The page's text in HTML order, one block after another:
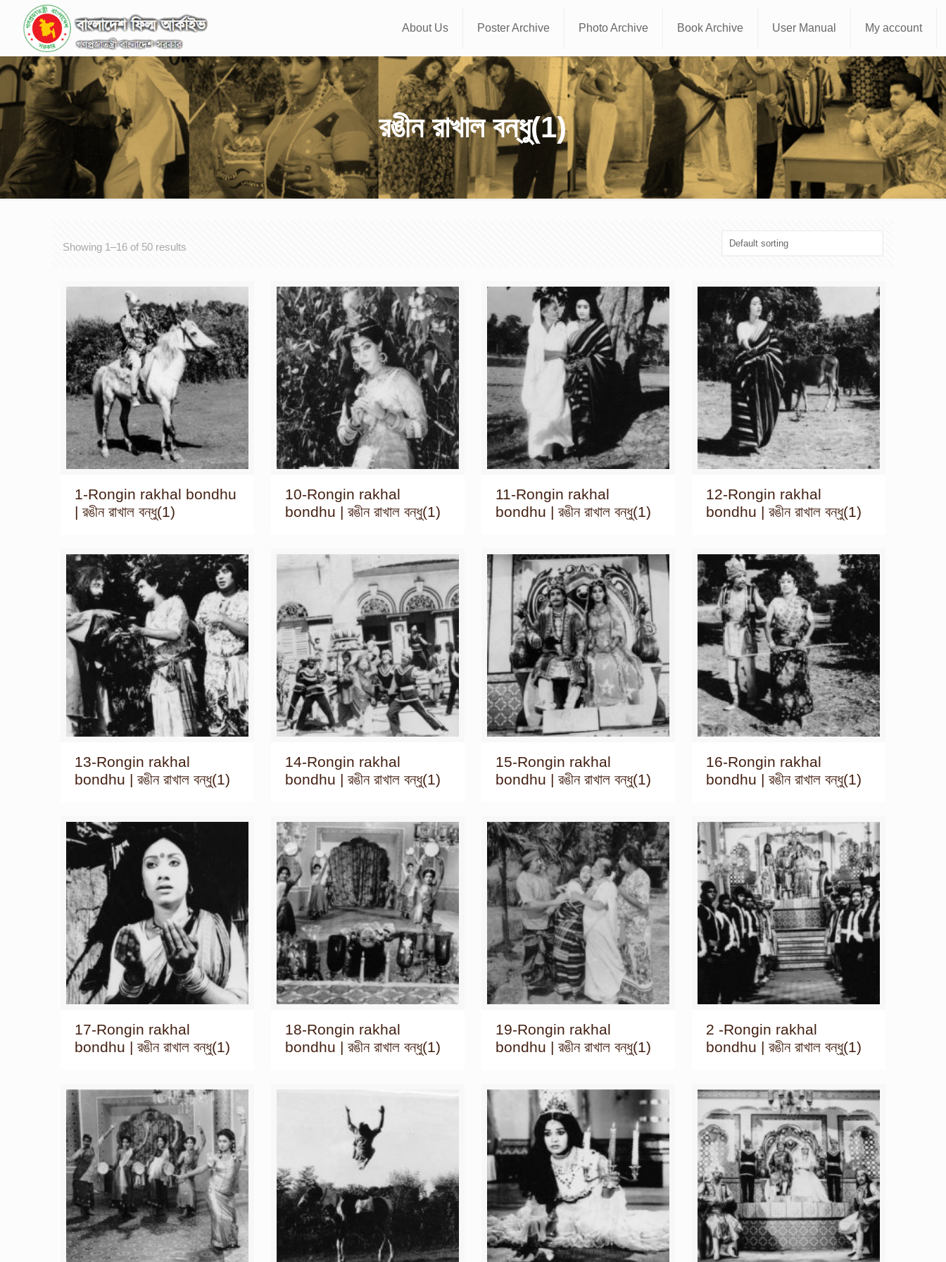
About Us Poster Archive Photo Archive Book Archive User Manual My account
রঙীন রাখাল বন্ধু(1)
Showing 1–16 of 50 results
1-Rongin rakhal bondhu
| রঙীন রাখাল বন্ধু(1)
10-Rongin rakhal
bondhu | রঙীন রাখাল বন্ধু(1)
11-Rongin rakhal
bondhu | রঙীন রাখাল বন্ধু(1)
12-Rongin rakhal
bondhu | রঙীন রাখাল বন্ধু(1)
13-Rongin rakhal
bondhu | রঙীন রাখাল বন্ধু(1)
14-Rongin rakhal
bondhu | রঙীন রাখাল বন্ধু(1)
15-Rongin rakhal
bondhu | রঙীন রাখাল বন্ধু(1)
16-Rongin rakhal
bondhu | রঙীন রাখাল বন্ধু(1)
17-Rongin rakhal
bondhu | রঙীন রাখাল বন্ধু(1)
18-Rongin rakhal
bondhu | রঙীন রাখাল বন্ধু(1)
19-Rongin rakhal
bondhu | রঙীন রাখাল বন্ধু(1)
2 -Rongin rakhal
bondhu | রঙীন রাখাল বন্ধু(1)